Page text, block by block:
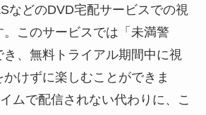
などのDVD宅配サービスでの視
このサービスでは「未満警
、無料トライアル期間中に視
けずに楽しむことができま
ムで配信されない代わりに、こ